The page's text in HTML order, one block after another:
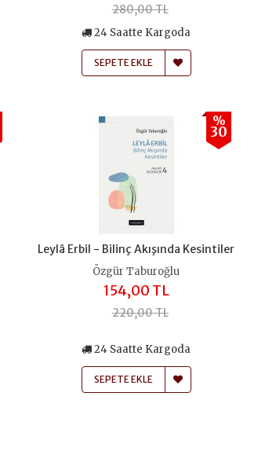
280,00 TL
24 Saatte Kargoda
SEPETE EKLE
%
30
Leylâ Erbil - Bilinç Akışında Kesintiler
Özgür Taburoğlu
154,00 TL
220,00 TL
24 Saatte Kargoda
SEPETE EKLE